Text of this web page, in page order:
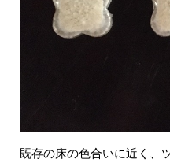
既存の床の色合いに近く、